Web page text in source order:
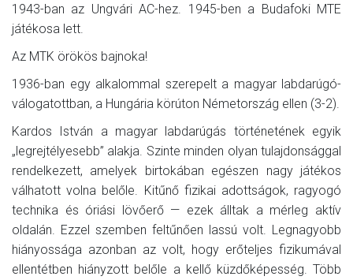
1943-ban az Ungvári AC-hez. 1945-ben a Budafoki MTE
játékosa lett.
Az MTK örökös bajnoka!
1936-ban egy alkalommal szerepelt a magyar labdarúgó-
válogatottban, a Hungária körúton Németország ellen (3-2).
Kardos István a magyar labdarúgás történetének egyik
„legrejtélyesebb” alakja. Szinte minden olyan tulajdonsággal
rendelkezett, amelyek birtokában egészen nagy játékos
válhatott volna belőle. Kitűnő fizikai adottságok, ragyogó
technika és óriási lövőerő — ezek álltak a mérleg aktív
oldalán. Ezzel szemben feltűnően lassú volt. Legnagyobb
hiányossága azonban az volt, hogy erőteljes fizikumával
ellentétben hiányzott belőle a kellő küzdőképesség. Több